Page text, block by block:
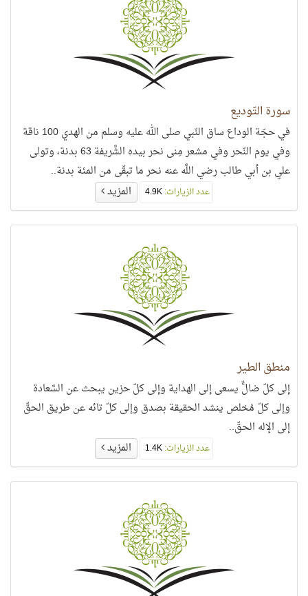
سورة التّوديع
في حجّة الوداع ساق النّبي صلى الله عليه وسلم من الهدي 100 ناقة
وفي يوم النّحر وفي مشعر مِنى نحر بيده الشَّريفة 63 بدنة، وتولى
علي بن أبي طالب رضي اللَّه عنه نحر ما تبقّى من المئة بدنة..
عدد الزيارات: المزيد
منطق الطير
إلى كلّ ضالٍّ يسعى إلى الهداية وإلى كلّ حزين يبحث عن السَّعادة
وإلى كلّ مُخلص ينشد الحقيقة بصدق وإلى كلّ تائه عن طريق الحقّ
إلى الإله الحقّ..
عدد الزيارات: المزيد